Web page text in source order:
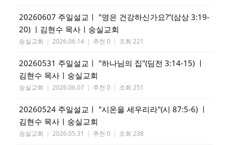
20260607 주일설교ㅣ "영은 건강하신가요?"(삼상 3:19-
20) ㅣ김현수 목사ㅣ숭실교회
숭실교회 | 2026.06.14 | 추천 0 | 조회 221
20260531 주일설교ㅣ "하나님의 집"(딤전 3:14-15) ㅣ
김현수 목사ㅣ숭실교회
숭실교회 | 2026.06.07 | 추천 0 | 조회 251
20260524 주일설교ㅣ "시온을 세우리라"(시 87:5-6) ㅣ
김현수 목사ㅣ숭실교회
숭실교회 | 2026.05.31 | 추천 0 | 조회 238